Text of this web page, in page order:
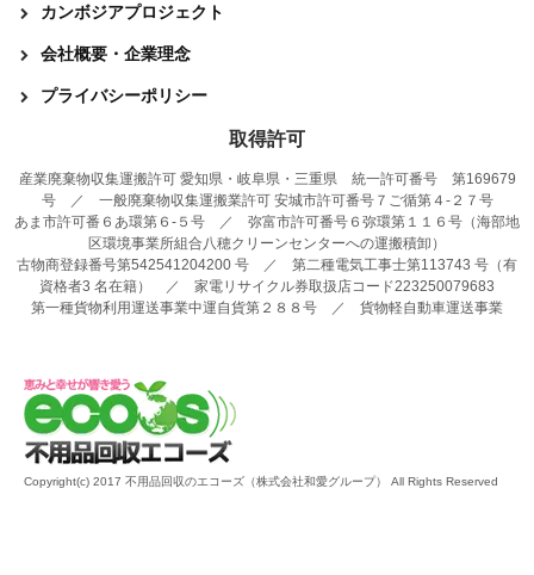
カンボジアプロジェクト
会社概要・企業理念
プライバシーポリシー
取得許可
産業廃棄物収集運搬許可 愛知県・岐阜県・三重県 統一許可番号 第169679
号 ／ 一般廃棄物収集運搬業許可 安城市許可番号７ご循第４-２７号
あま市許可番６あ環第６-５号 ／ 弥富市許可番号６弥環第１１６号（海部地
区環境事業所組合八穂クリーンセンターへの運搬積卸）
古物商登録番号第542541204200 号 ／ 第二種電気工事士第113743 号（有
資格者3 名在籍） ／ 家電リサイクル券取扱店コード223250079683
第一種貨物利用運送事業中運自貨第２８８号 ／ 貨物軽自動車運送事業
Copyright(c) 2017 不用品回収のエコーズ（株式会社和愛グループ） All Rights Reserved